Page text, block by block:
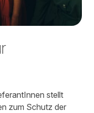
stellt
zum Schutz der